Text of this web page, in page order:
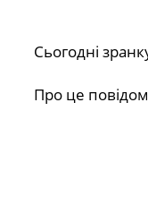
Сьогодні
Про це